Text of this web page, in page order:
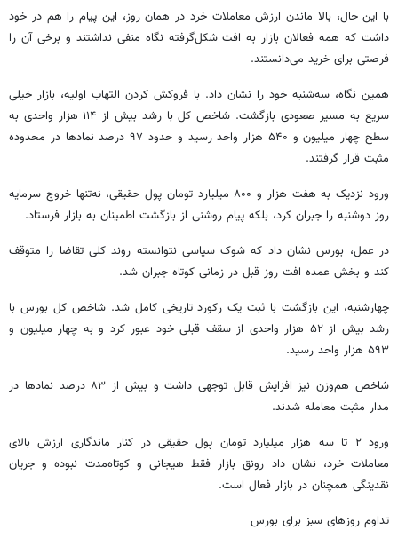
با این حال، بالا ماندن ارزش معاملات خرد در همان روز، این پیام را هم در خود
داشت که همه فعالان بازار به افت شکل‌گرفته نگاه منفی نداشتند و برخی آن را
فرصتی برای خرید می‌دانستند.
همین نگاه، سه‌شنبه خود را نشان داد. با فروکش کردن التهاب اولیه، بازار خیلی
سریع به مسیر صعودی بازگشت. شاخص کل با رشد بیش از ۱۱۴ هزار واحدی به
سطح چهار میلیون و ۵۴۰ هزار واحد رسید و حدود ۹۷ درصد نمادها در محدوده
مثبت قرار گرفتند.
ورود نزدیک به هفت هزار و ۸۰۰ میلیارد تومان پول حقیقی، نه‌تنها خروج سرمایه
روز دوشنبه را جبران کرد، بلکه پیام روشنی از بازگشت اطمینان به بازار فرستاد.
در عمل، بورس نشان داد که شوک سیاسی نتوانسته روند کلی تقاضا را متوقف
کند و بخش عمده افت روز قبل در زمانی کوتاه جبران شد.
چهارشنبه، این بازگشت با ثبت یک رکورد تاریخی کامل شد. شاخص کل بورس با
رشد بیش از ۵۲ هزار واحدی از سقف قبلی خود عبور کرد و به چهار میلیون و
۵۹۳ هزار واحد رسید.
شاخص هم‌وزن نیز افزایش قابل توجهی داشت و بیش از ۸۳ درصد نمادها در
مدار مثبت معامله شدند.
ورود ۲ تا سه هزار میلیارد تومان پول حقیقی در کنار ماندگاری ارزش بالای
معاملات خرد، نشان داد رونق بازار فقط هیجانی و کوتاه‌مدت نبوده و جریان
نقدینگی همچنان در بازار فعال است.
تداوم روزهای سبز برای بورس